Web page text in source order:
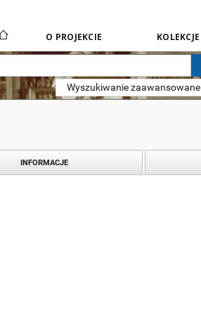
O PROJEKCIE KOLEKCJE
Wyszukiwanie zaawansowane
INFORMACJE